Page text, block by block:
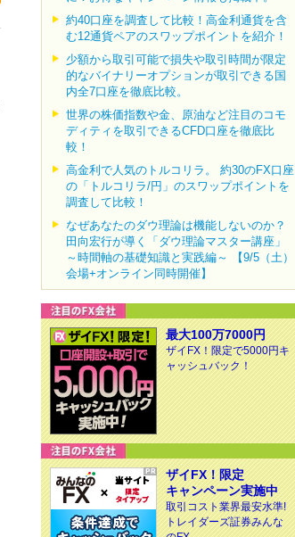
約40口座を調査して比較！高金利通貨を含
む12通貨ペアのスワップポイントを紹介！
少額から取引可能で損失や取引時間が限定
的なバイナリーオプションが取引できる国
内全7口座を徹底比較。
世界の株価指数や金、原油など注目のコモ
ディティを取引できるCFD口座を徹底比
較！
高金利で人気のトルコリラ。 約30のFX口座
の「トルコリラ/円」のスワップポイントを
調査して比較！
なぜあなたのダウ理論は機能しないのか？
田向宏行が導く「ダウ理論マスター講座」
～時間軸の基礎知識と実践編～ 【9/5（土）
会場+オンライン同時開催】
最大100万7000円
ザイFX！限定で5000円キ
ャッシュバック！
ザイFX！限定
キャンペーン実施中
取引コスト業界最安水準!
トレイダーズ証券みんな